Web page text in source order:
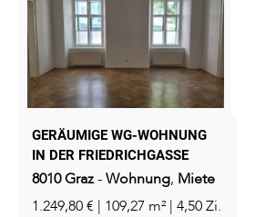
GERÄUMIGE WG-WOHNUNG
IN DER FRIEDRICHGASSE
8010Graz-Wohnung, Miete
1.249,80 € | 109,27 m² | 4,50 Zi.